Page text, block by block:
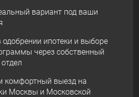
вариант под ваши
ипотеки и выборе
через собственный
комфортный выезд на
Москвы и Московской